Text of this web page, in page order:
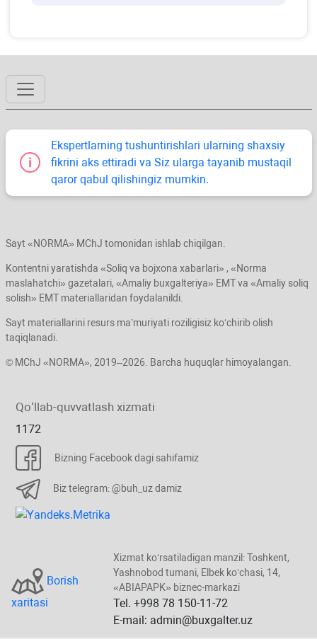
Ekspertlarning tushuntirishlari ularning shaхsiy
fikrini aks ettiradi va Siz ularga tayanib mustaqil
qaror qabul qilishingiz mumkin.
Sayt «NORMA» MChJ tomonidan ishlab chiqilgan.
Kontentni yaratishda «Soliq va bojхona хabarlari» , «Norma
maslahatchi» gazetalari, «Amaliy buхgalteriya» EMT va «Amaliy soliq
solish» EMT materiallaridan foydalanildi.
Sayt materiallarini resurs ma’muriyati roziligisiz koʻchirib olish
taqiqlanadi.
© MChJ «NORMA», 2019–2026. Barcha huquqlar himoyalangan.
Qoʻllab-quvvatlash хizmati
1172
Bizning Facebook dagi sahifamiz
Biz telegram: @buh_uz damiz
Borish
хaritasi
Xizmat koʻrsatiladigan manzil: Toshkent,
Yashnobod tumani, Elbek koʻchasi, 14,
«ABIAPAPK» biznec-markazi
Tel. +998 78 150-11-72
E-mail: admin@buxgalter.uz